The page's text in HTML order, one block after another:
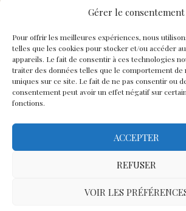
Gérer le consentement
Pour offrir les meilleures expériences, nous
telles que les cookies pour stocker et/ou accéder
appareils. Le fait de consentir à ces technologies
traiter des données telles que le comportement de
uniques sur ce site. Le fait de ne pas consentir ou
consentement peut avoir un effet négatif sur
fonctions.
ACCEPTER
REFUSER
VOIR LES
Mon compte